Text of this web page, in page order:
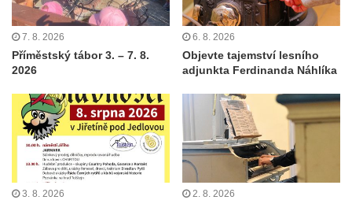
7. 8. 2026
Příměstský tábor 3. – 7. 8.
2026
6. 8. 2026
Objevte tajemství lesního
adjunkta Ferdinanda Náhlíka
3. 8. 2026 2. 8. 2026